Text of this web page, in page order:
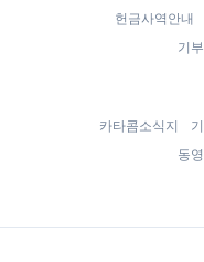
헌금사역안내
기
카타콤소식지
동